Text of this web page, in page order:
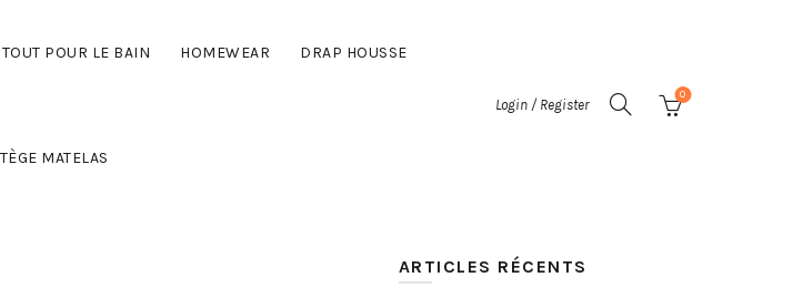
TOUT POUR LE BAIN HOMEWEAR DRAP HOUSSE
MATELAS
Login / Register
0
ARTICLES RÉCENTS